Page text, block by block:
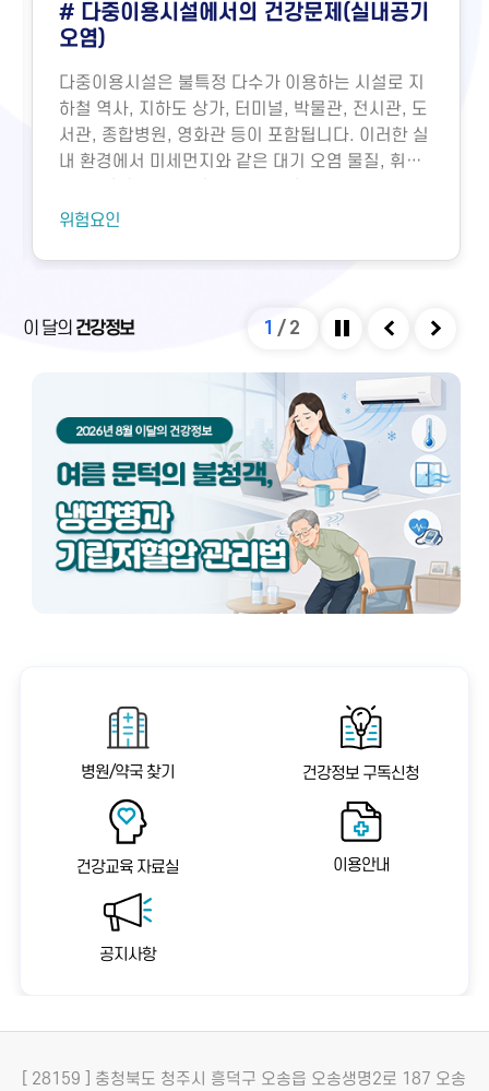
# 다중이용시설에서의 건강문제(실내공기
오염)
다중이용시설은 불특정 다수가 이용하는 시설로 지
하철 역사, 지하도 상가, 터미널, 박물관, 전시관, 도
서관, 종합병원, 영화관 등이 포함됩니다. 이러한 실
내 환경에서 미세먼지와 같은 대기 오염 물질, 휘발
오염물질에 노출되면 호흡기 질환 등 다양한 건강 문
가 부족하면 두통, 구토, 근육통, 불쾌감과 같은 빌딩
실내외 온도 차와 건조한 환경으로 인해 냉방병도 나
와 충분한 휴식을 통해 대부분 예방 및 관리할 수 있
위험요인
이 달의 건강정보 1 / 2
병원/약국 찾기 건강정보 구독신청
건강교육 자료실 이용안내
공지사항
[ 28159 ] 충청북도 청주시 흥덕구 오송읍 오송생명2로 187 오송